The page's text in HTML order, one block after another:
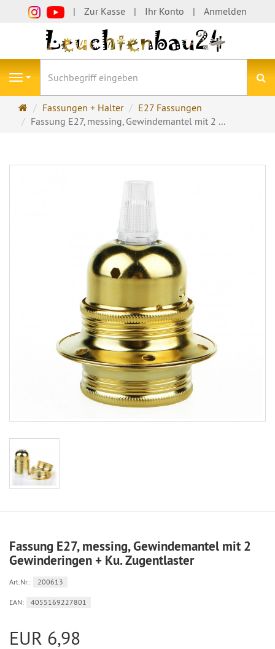
Zur Kasse Ihr Konto Anmelden
Navigation
Startseite
Fassungen + Halter
E27 Fassungen
Fassung E27, messing, Gewindemantel mit 2 ...
Fassung E27, messing, Gewindemantel mit 2
Gewinderingen + Ku. Zugentlaster
Art.Nr.: 200613
EAN: 4055169227801
EUR 6,98